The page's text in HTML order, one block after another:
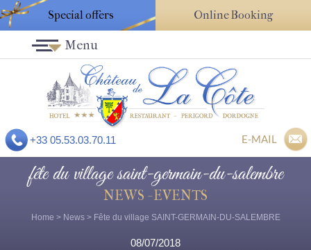
Special offers Online Booking
+33 05.53.03.70.11 E-MAIL
Menu
fête du village saint-germain-du-salembre
NEWS - EVENTS
Home > News> Fête du village SAINT-GERMAIN-DU-SALEMBRE
08/07/2018